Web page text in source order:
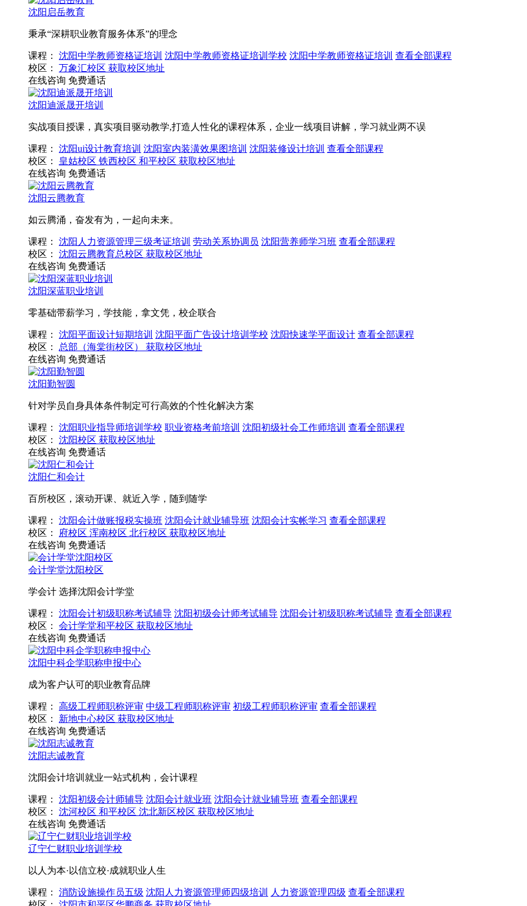
沈阳启岳教育
秉承“深耕职业教育服务体系”的理念
课程： 沈阳中学教师资格证培训 沈阳中学教师资格证培训学校 沈阳中学教师资格证培训 查看全部课程
校区：
万象汇校区 获取校区地址
在线咨询 免费通话
沈阳迪派晟开培训
实战项目授课，真实项目驱动教学,打造人性化的课程体系，企业一线项目讲解，学习就业两不误
课程： 沈阳ui设计教育培训 沈阳室内装潢效果图培训 沈阳装修设计培训 查看全部课程
校区：
皇姑校区 铁西校区 和平校区 获取校区地址
在线咨询 免费通话
沈阳云腾教育
如云腾涌，奋发有为，一起向未来。
课程： 沈阳人力资源管理三级考证培训 劳动关系协调员 沈阳营养师学习班 查看全部课程
校区：
沈阳云腾教育总校区 获取校区地址
在线咨询 免费通话
沈阳深蓝职业培训
零基础带薪学习，学技能，拿文凭，校企联合
课程： 沈阳平面设计短期培训 沈阳平面广告设计培训学校 沈阳快速学平面设计 查看全部课程
校区：
总部（海棠街校区）
获取校区地址
在线咨询 免费通话
沈阳勤智圆
针对学员自身具体条件制定可行高效的个性化解决方案
课程： 沈阳职业指导师培训学校 职业资格考前培训 沈阳初级社会工作师培训 查看全部课程
校区：
沈阳校区 获取校区地址
在线咨询 免费通话
沈阳仁和会计
百所校区，滚动开课、就近入学，随到随学
课程： 沈阳会计做账报税实操班 沈阳会计就业辅导班 沈阳会计实帐学习 查看全部课程
校区：
府校区 浑南校区 北行校区 获取校区地址
在线咨询 免费通话
会计学堂沈阳校区
学会计 选择沈阳会计学堂
课程： 沈阳会计初级职称考试辅导 沈阳初级会计师考试辅导 沈阳会计初级职称考试辅导 查看全部课程
校区：
会计学堂和平校区 获取校区地址
在线咨询 免费通话
沈阳中科企学职称申报中心
成为客户认可的职业教育品牌
课程： 高级工程师职称评审 中级工程师职称评审 初级工程师职称评审 查看全部课程
校区：
新地中心校区 获取校区地址
在线咨询 免费通话
沈阳志诚教育
沈阳会计培训就业一站式机构，会计课程
课程： 沈阳初级会计师辅导 沈阳会计就业班 沈阳会计就业辅导班 查看全部课程
校区：
沈河校区 和平校区 沈北新区校区 获取校区地址
在线咨询 免费通话
辽宁仁财职业培训学校
以人为本·以信立校·成就职业人生
课程： 消防设施操作员五级 沈阳人力资源管理师四级培训 人力资源管理四级 查看全部课程